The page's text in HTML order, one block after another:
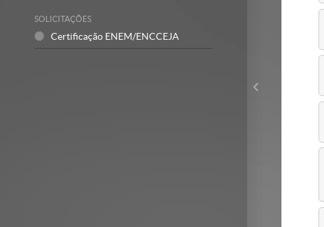
SOLICITAÇÕES
Certificação ENEM/ENCCEJA